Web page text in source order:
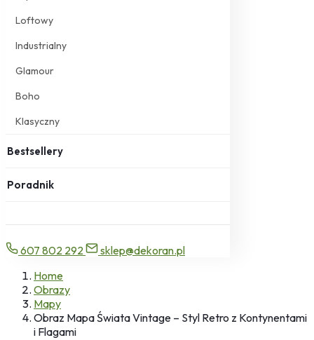
Loftowy
Industrialny
Glamour
Boho
Klasyczny
Bestsellery
Poradnik
607 802 292
sklep@dekoran.pl
Home
Obrazy
Mapy
Obraz Mapa Świata Vintage – Styl Retro z Kontynentami
i Flagami